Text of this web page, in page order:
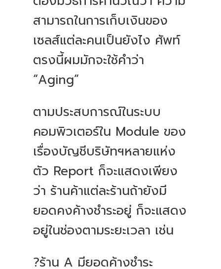
สามารถในการเก็บเงินของ
เซลส์แต่ละคนเป็นยังไง ศัพท์
ตรงนี้ผมมักจะใช้คำว่า
“Aging”
ตามประสบการณ์ในระบบ
คอมพิวเตอร์ใน Module ของ
เรื่องบัญชีบริษัทฯหลายแห่ง
ตัว Report ก็จะแสดงเพียง
ว่า ร้านค้าแต่ละร้านถ้ายังมี
ยอดคงค้างชำระอยู่ ก็จะแสดง
อยู่ในช่องตามระยะเวลา เช่น
?️ร้าน A มียอดค้างชำระ